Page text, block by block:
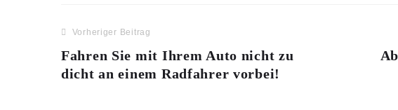
Vorheriger Beitrag
Fahren Sie mit Ihrem Auto nicht zu
dicht an einem Radfahrer vorbei!